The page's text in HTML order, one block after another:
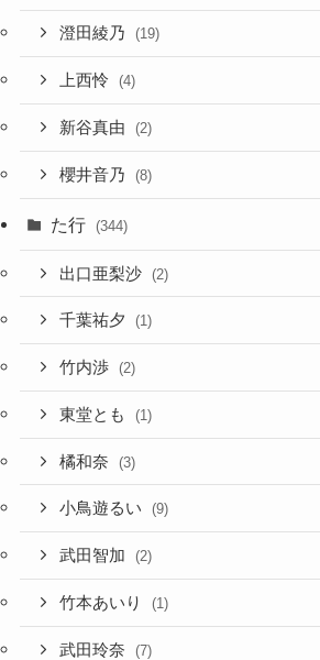
澄田綾乃 (19)
上西怜 (4)
新谷真由 (2)
櫻井音乃 (8)
た行 (344)
出口亜梨沙 (2)
千葉祐夕 (1)
竹内渉 (2)
東堂とも (1)
橘和奈 (3)
小鳥遊るい (9)
武田智加 (2)
竹本あいり (1)
武田玲奈 (7)